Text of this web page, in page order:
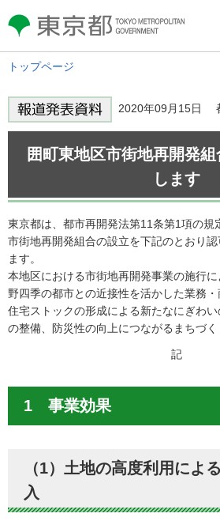
東京都 TOKYO METROPOLITAN
GOVERNMENT
トップページ
2020年09月15日
囲町東地区市街地再開発
します
東京都は、都市再開発法第11条第1項の規
市街地再開発組合の設立を下記のとおり
ます。
本地区における市街地再開発事業の施行
野四季の都市との近接性を活かした業務
住宅ストックの形成による新たなにぎわ
の整備、防災性の向上につながるまちづく
記
1 事業効果
（1）土地の高度利用によ
入